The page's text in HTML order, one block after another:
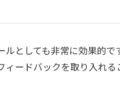
としても非常に効果的で
ードバックを取り入れる